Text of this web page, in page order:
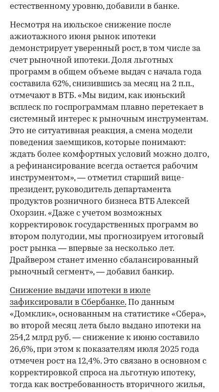
естественному уровню, добавили в банке.
Несмотря на июльское снижение после
ажиотажного июня рынок ипотеки
демонстрирует уверенный рост, в том числе за
счет рыночной ипотеки. Доля льготных
программ в общем объеме выдач с начала года
составила 62%, снизившись за месяц на 2 п.п.,
отмечают в ВТБ. «Мы видим, как июньский
всплеск по госпрограммам плавно перетекает в
системный интерес к рыночным инструментам.
Это не ситуативная реакция, а смена модели
поведения заемщиков, которые понимают:
ждать более комфортных условий можно долго,
а рефинансирование всегда остается рабочим
инструментом», — отметил старший вице-
президент, руководитель департамента
продуктов розничного бизнеса ВТБ Алексей
Охорзин. «Даже с учетом возможных
корректировок государственных программ во
втором полугодии, мы прогнозируем итоговый
рост рынка — впервые за несколько лет.
Драйвером станет именно сбалансированный
рыночный сегмент», — добавил банкир.
Снижение выдачи ипотеки в июле
зафиксировали в Сбербанке. По данным
«Домклик», основанным на статистике «Сбера»,
во второй месяц лета было выдано ипотеки на
254,2 млрд руб. — снижение к июню составило
26,6%, при этом к показателям июля 2025 года
отмечен рост на 12,4%. Это связано в основном с
корректировкой спроса на льготную ипотеку,
тогда как востребованность вторичного жилья,